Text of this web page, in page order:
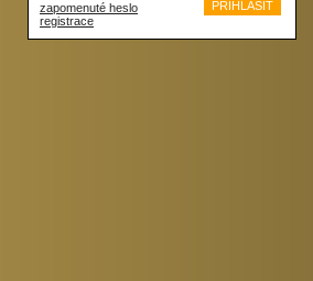
zapomenuté heslo
registrace